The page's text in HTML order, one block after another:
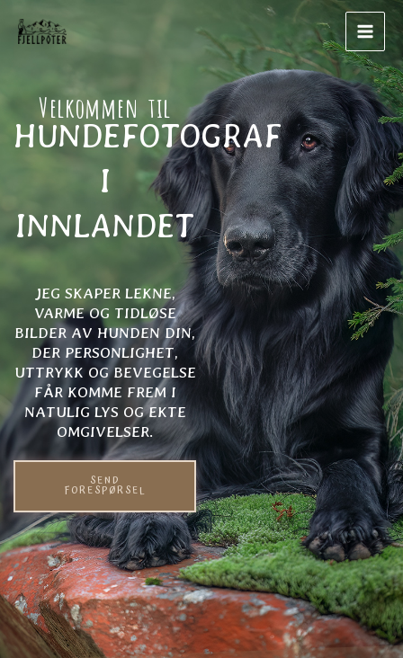
content
Velkommen til
HUNDEFOTOGRAF
I
INNLANDET
JEG SKAPER LEKNE,
VARME OG TIDLØSE
BILDER AV HUNDEN DIN,
DER PERSONLIGHET,
UTTRYKK OG BEVEGELSE
FÅR KOMME FREM I
NATULIG LYS OG EKTE
OMGIVELSER.
SEND
FORESPØRSEL